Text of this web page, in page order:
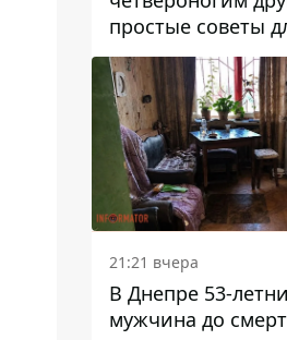
простые советы
поездок с
21:21 вчера
В Днепре 53-
мужчина до